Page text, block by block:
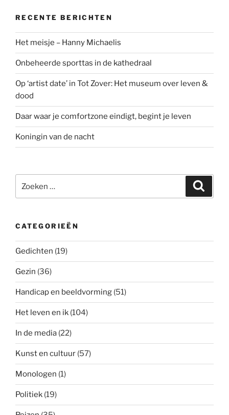
RECENTE BERICHTEN
Het meisje – Hanny Michaelis
Onbeheerde sporttas in de kathedraal
Op ‘artist date’ in Tot Zover: Het museum over leven &
dood
Daar waar je comfortzone eindigt, begint je leven
Koningin van de nacht
naar:
CATEGORIEËN
Gedichten (19)
Gezin (36)
Handicap en beeldvorming (51)
Het leven en ik (104)
In de media (22)
Kunst en cultuur (57)
Monologen (1)
Politiek (19)